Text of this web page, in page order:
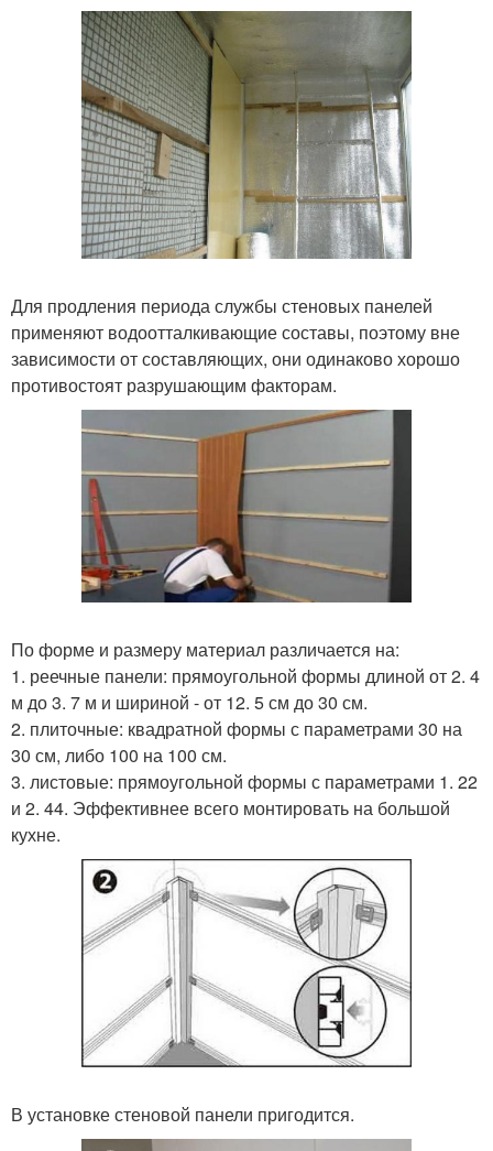
Для продления периода службы стеновых панелей
применяют водоотталкивающие составы, поэтому вне
зависимости от составляющих, они одинаково хорошо
противостоят разрушающим факторам.
По форме и размеру материал различается на:
1. реечные панели: прямоугольной формы длиной от 2. 4
м до 3. 7 м и шириной - от 12. 5 см до 30 см.
2. плиточные: квадратной формы с параметрами 30 на
30 см, либо 100 на 100 см.
3. листовые: прямоугольной формы с параметрами 1. 22
и 2. 44. Эффективнее всего монтировать на большой
кухне.
В установке стеновой панели пригодится.